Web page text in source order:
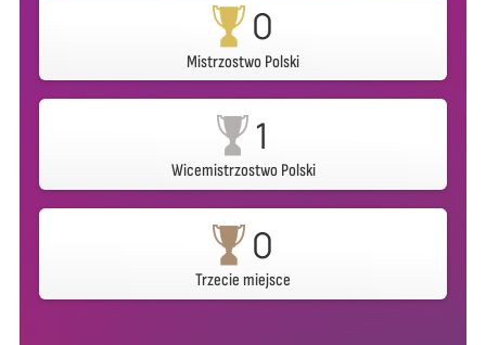
0
Mistrzostwo Polski
1
Wicemistrzostwo Polski
0
Trzecie miejsce